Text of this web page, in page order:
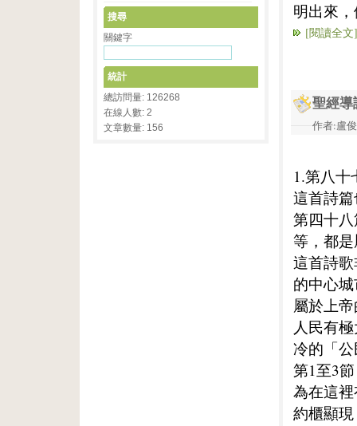
明出來
[閱讀全文]
聖經導
作者:盧
1.第八十
這首詩
第四十
等，都
這首詩
的中心
屬於上
人民有
冷的「
第1至3
為在這
約櫃顯
搜尋
關鍵字
統計
總訪問量: 126268
在線人數: 2
文章數量: 156